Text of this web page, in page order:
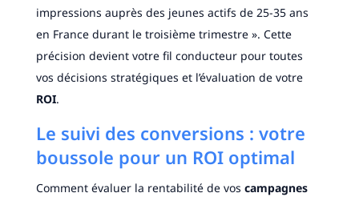
impressions auprès des jeunes actifs de 25-35 ans
en France durant le troisième trimestre ». Cette
précision devient votre fil conducteur pour toutes
vos décisions stratégiques et l’évaluation de votre
ROI.
Le suivi des conversions : votre
boussole pour un ROI optimal
Comment évaluer la rentabilité de vos campagnes